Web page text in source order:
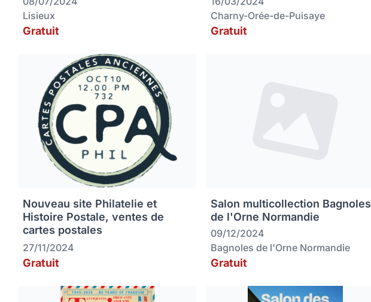
Lisieux
Gratuit
Charny-Orée-de-Puisaye
Gratuit
Nouveau site Philatelie et
Histoire Postale, ventes de
cartes postales
27/11/2024
Gratuit
Salon multicollection Bagnoles
de l'Orne Normandie
09/12/2024
Bagnoles de l'Orne Normandie
Gratuit